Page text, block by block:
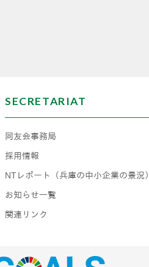
SECRETARIAT
同友会事務局
採用情報
NTレポート（兵庫の中小企業の景況）
お知らせ一覧
関連リンク